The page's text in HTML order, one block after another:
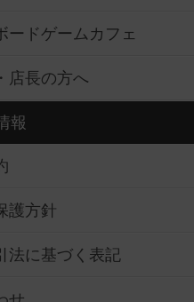
ードゲームカフェ
店長の方へ
報
護方針
法に基づく表記